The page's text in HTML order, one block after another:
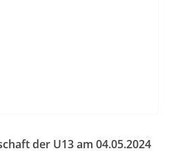
der U13 am 04.05.2024